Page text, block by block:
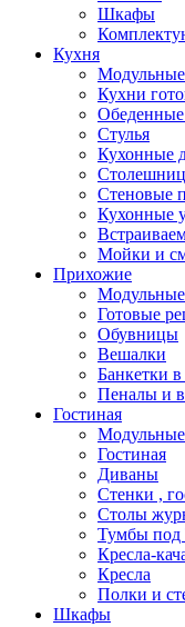
Шкафы
Кухня
Кухни
Стулья
Кухонные
Стеновые
Кухонные
Мойки и
Прихожие
Готовые
Обувницы
Вешалки
Банкетки
Пеналы и
Гостиная
Гостиная
Диваны
Стенки ,
Столы
Тумбы
Кресла-
Кресла
Полки и
Шкафы